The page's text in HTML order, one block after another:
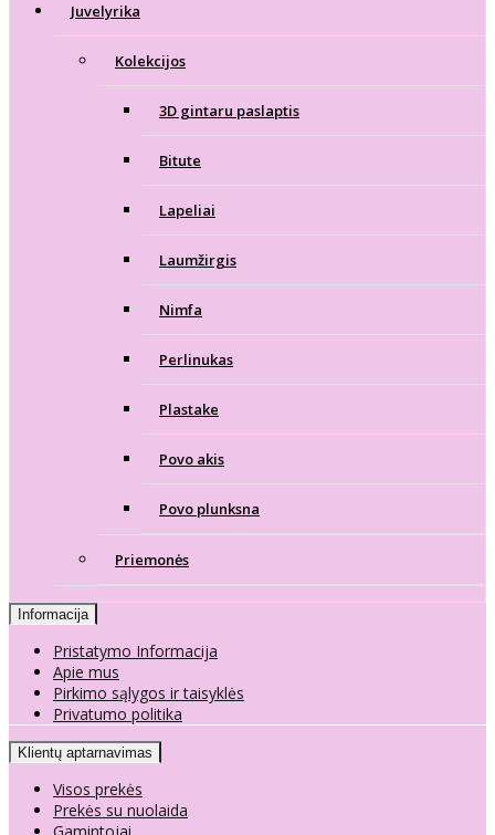
Juvelyrika
Kolekcijos
3D gintaru paslaptis
Bitute
Lapeliai
Laumžirgis
Nimfa
Perlinukas
Plastake
Povo akis
Povo plunksna
Priemonės
Informacija
Pristatymo Informacija
Apie mus
Pirkimo sąlygos ir taisyklės
Privatumo politika
Klientų aptarnavimas
Visos prekės
Prekės su nuolaida